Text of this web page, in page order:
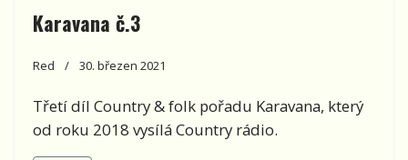
Karavana č.3
Red 30. březen 2021
Třetí díl Country & folk pořadu Karavana, který
od roku 2018 vysílá Country rádio.